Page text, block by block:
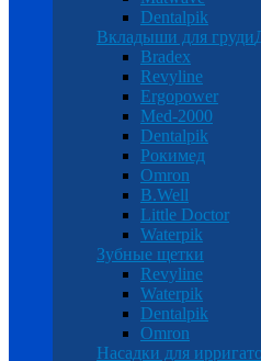
Dentalpik
Вкладыши для груди
Bradex
Revyline
Ergopower
Med-2000
Dentalpik
Рокимед
Omron
B.Well
Little Doctor
Waterpik
Зубные щетки
Revyline
Waterpik
Dentalpik
Omron
Насадки для